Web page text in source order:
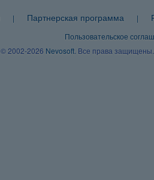
| Партнерская программа |
Пользовательское
© 2002-2026 Nevosoft . Все права защищены